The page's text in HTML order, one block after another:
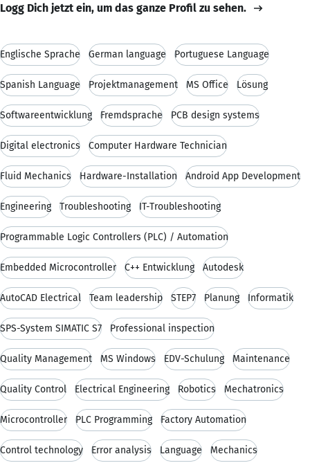
Logg Dich jetzt ein, um das ganze Profil zu sehen.
Englische Sprache German language Portuguese Language
Spanish Language Projektmanagement MS Office Lösung
Softwareentwicklung Fremdsprache PCB design systems
Digital electronics Computer Hardware Technician
Fluid Mechanics Hardware-Installation Android App Development
Engineering Troubleshooting IT-Troubleshooting
Programmable Logic Controllers (PLC) / Automation
Embedded Microcontroller C++ Entwicklung Autodesk
AutoCAD Electrical Team leadership STEP7 Planung Informatik
SPS-System SIMATIC S7 Professional inspection
Quality Management MS Windows EDV-Schulung Maintenance
Quality Control Electrical Engineering Robotics Mechatronics
Microcontroller PLC Programming Factory Automation
Control technology Error analysis Language Mechanics